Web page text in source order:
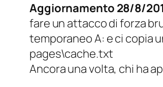
Aggiornamento 28/8/
fare un attacco di forza
temporaneo A: e ci copia
pages\cache.txt
Ancora una volta, chi ha